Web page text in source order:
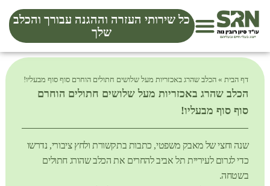
כל שירותי העזרה וההגנה עבורך והכלב
שלך
דף הבית » הכלב שהרג באכזריות מעל שלושים חתולים הוחרם סוף סוף מבעליו!
הכלב שהרג באכזריות מעל שלושים חתולים הוחרם
סוף סוף מבעליו!
שנה וחצי של מאבק משפטי, כתבות בתקשורת ולחץ ציבורי, נדרשו
כדי לגרום לעיריית תל אביב להחרים את הכלב שהורג חתולים
בשטחה.